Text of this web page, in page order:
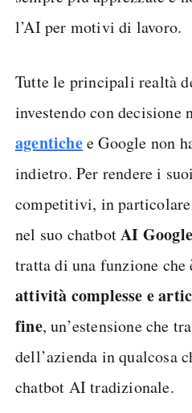
l’AI per motivi di lavoro.
Tutte le principali realtà
investendo con decisione
agentichee Google non
indietro. Per rendere i
competitivi, in
nel suo chatbotAI
tratta di una funzione
attività complesse e
fine, un’estensione che
dell’azienda in qualcosa
chatbot AI tradizionale.